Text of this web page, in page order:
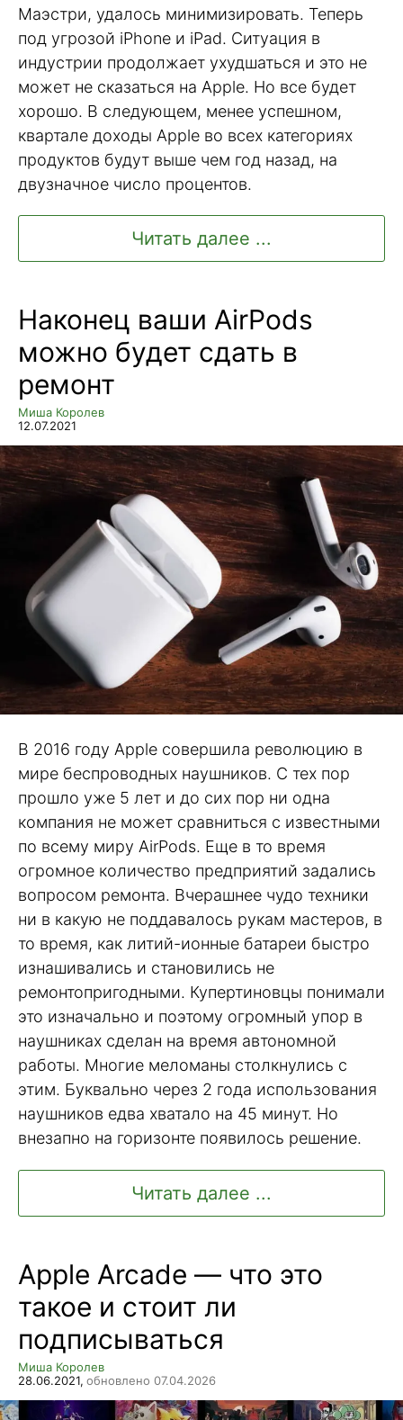
Маэстри, удалось минимизировать. Теперь
под угрозой iPhone и iPad. Ситуация в
индустрии продолжает ухудшаться и это не
может не сказаться на Apple. Но все будет
хорошо. В следующем, менее успешном,
квартале доходы Apple во всех категориях
продуктов будут выше чем год назад, на
двузначное число процентов.
Читать далее ...
Наконец ваши AirPods
можно будет сдать в
ремонт
Миша Королев
12.07.2021
В 2016 году Apple совершила революцию в
мире беспроводных наушников. С тех пор
прошло уже 5 лет и до сих пор ни одна
компания не может сравниться с известными
по всему миру AirPods. Еще в то время
огромное количество предприятий задались
вопросом ремонта. Вчерашнее чудо техники
ни в какую не поддавалось рукам мастеров, в
то время, как литий-ионные батареи быстро
изнашивались и становились не
ремонтопригодными. Купертиновцы понимали
это изначально и поэтому огромный упор в
наушниках сделан на время автономной
работы. Многие меломаны столкнулись с
этим. Буквально через 2 года использования
наушников едва хватало на 45 минут. Но
внезапно на горизонте появилось решение.
Читать далее ...
Apple Arcade — что это
такое и стоит ли
подписываться
Миша Королев
28.06.2021, обновлено 07.04.2026